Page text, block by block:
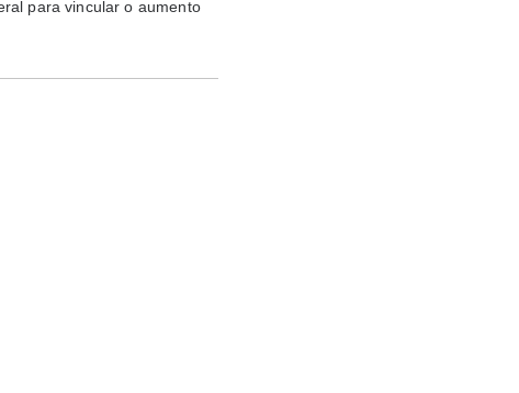
para vincular o aumento